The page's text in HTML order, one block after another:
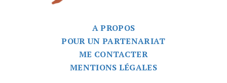
A PROPOS
POUR UN PARTENARIAT
ME CONTACTER
MENTIONS LÉGALES